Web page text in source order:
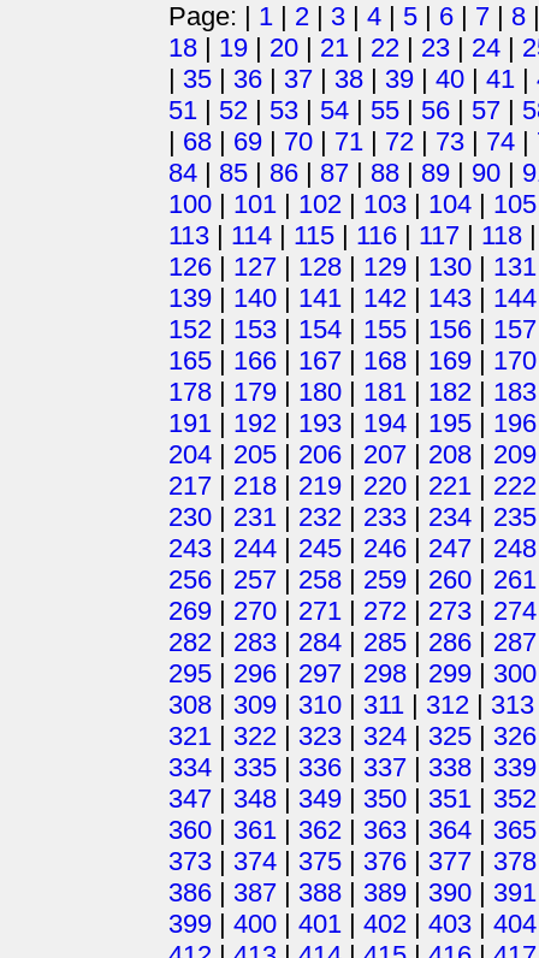
Page: | 1 | 2 | 3 | 4 | 5 | 6 | 7 | 8
18 | 19 | 20 | 21 | 22 | 23 | 24 |
| 35 | 36 | 37 | 38 | 39 | 40 | 41 |
51 | 52 | 53 | 54 | 55 | 56 | 57 |
| 68 | 69 | 70 | 71 | 72 | 73 | 74 |
84 | 85 | 86 | 87 | 88 | 89 | 90 |
100 | 101 | 102 | 103 | 104 | 105
113 | 114 | 115 | 116 | 117 | 118
126 | 127 | 128 | 129 | 130 | 131
139 | 140 | 141 | 142 | 143 | 144
152 | 153 | 154 | 155 | 156 | 157
165 | 166 | 167 | 168 | 169 | 170
178 | 179 | 180 | 181 | 182 | 183
191 | 192 | 193 | 194 | 195 | 196
204 | 205 | 206 | 207 | 208 | 209
217 | 218 | 219 | 220 | 221 | 222
230 | 231 | 232 | 233 | 234 | 235
243 | 244 | 245 | 246 | 247 | 248
256 | 257 | 258 | 259 | 260 | 261
269 | 270 | 271 | 272 | 273 | 274
282 | 283 | 284 | 285 | 286 | 287
295 | 296 | 297 | 298 | 299 | 300
308 | 309 | 310 | 311 | 312 | 313
321 | 322 | 323 | 324 | 325 | 326
334 | 335 | 336 | 337 | 338 | 339
347 | 348 | 349 | 350 | 351 | 352
360 | 361 | 362 | 363 | 364 | 365
373 | 374 | 375 | 376 | 377 | 378
386 | 387 | 388 | 389 | 390 | 391
399 | 400 | 401 | 402 | 403 | 404